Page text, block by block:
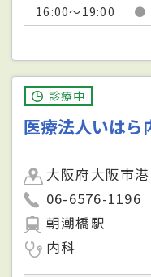
16:00～19:00
●
診療中
医療法人いはら
大阪府大阪市
06-6576-1196
朝潮橋駅
内科